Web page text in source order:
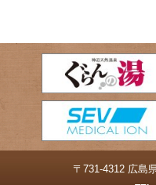
〒731-4312 広島